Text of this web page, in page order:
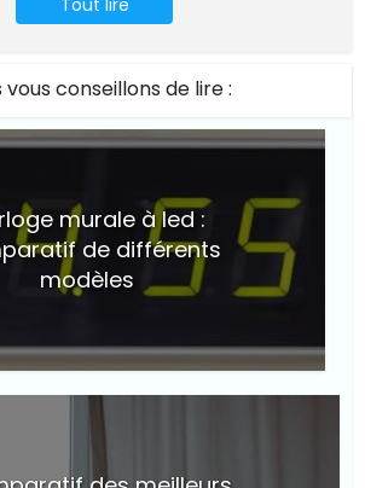
vous conseillons de lire :
murale à led :
de différents
modèles